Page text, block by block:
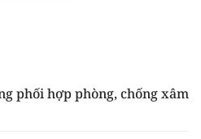
phối hợp phòng, chống xâm